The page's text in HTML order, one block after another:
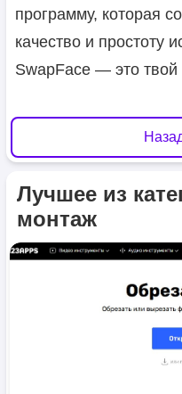
программу, которая
качество и простоту
SwapFace — это
Лучшее из
монтаж